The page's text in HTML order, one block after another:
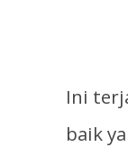
Ini
baik